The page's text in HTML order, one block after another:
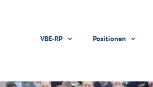
VBE-RP Positionen